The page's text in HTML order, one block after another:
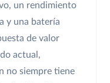
un rendimiento
y una batería
de valor
actual,
no siempre tiene